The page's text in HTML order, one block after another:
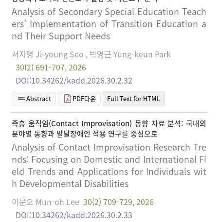
Analysis of Secondary Special Education Teach
ers’ Implementation of Transition Education a
nd Their Support Needs
서지영 Ji-young Seo , 박영근 Yung-keun Park
30(2) 691-707, 2026
DOI:10.34262/kadd.2026.30.2.32
Abstract PDF다운 Full Text for HTML
즉흥 움직임(Contact Improvisation) 동향 자료 분석: 국내외
분야별 동향과 발달장애인 적용 연구를 중심으로
Analysis of Contact Improvisation Research Tre
nds: Focusing on Domestic and International Fi
eld Trends and Applications for Individuals wit
h Developmental Disabilities
이문오 Mun-oh Lee 30(2) 709-729, 2026
DOI:10.34262/kadd.2026.30.2.33